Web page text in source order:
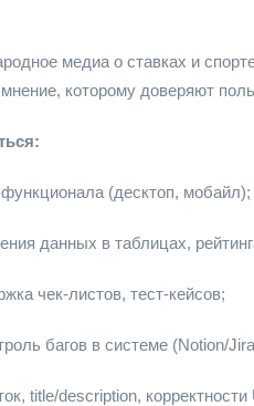
медиа о ставках и
которому доверяют
(десктоп, мобайл);
данных в таблицах,
чек-листов, тест-кейсов;
багов в системе (Notion/
title/description, корректности